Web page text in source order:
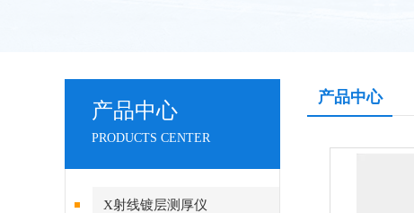
产品中心
PRODUCTS CENTER
X射线镀层测厚仪
产品中心